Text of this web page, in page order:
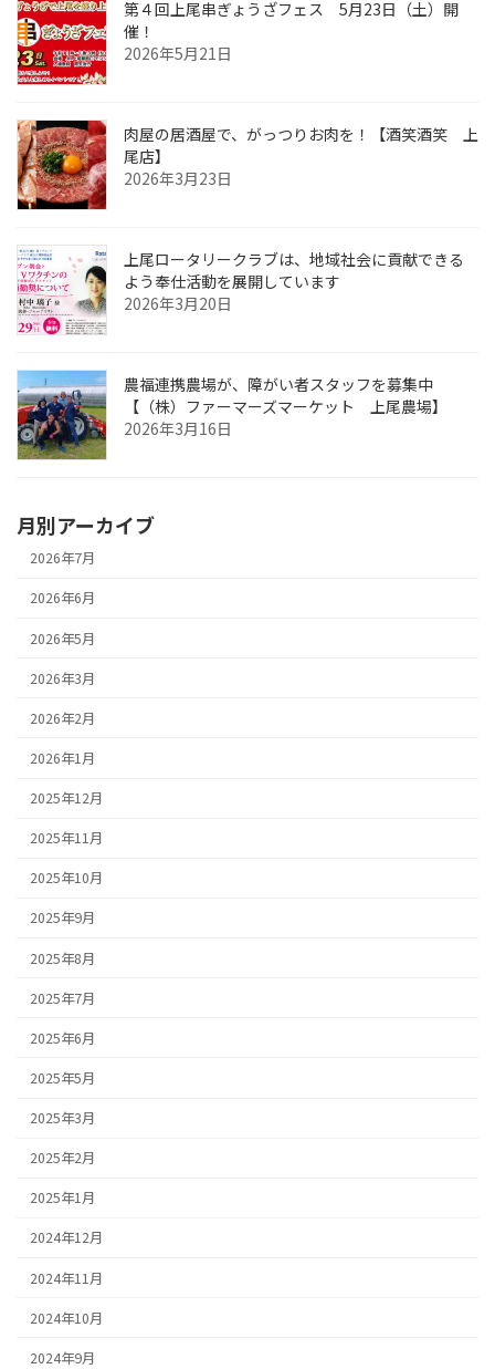
第４回上尾串ぎょうざフェス 5月23日（土）開
催！
2026年5月21日
肉屋の居酒屋で、がっつりお肉を！【酒笑酒笑 上
尾店】
2026年3月23日
上尾ロータリークラブは、地域社会に貢献できる
よう奉仕活動を展開しています
2026年3月20日
農福連携農場が、障がい者スタッフを募集中
【（株）ファーマーズマーケット 上尾農場】
2026年3月16日
月別アーカイブ
2026年7月
2026年6月
2026年5月
2026年3月
2026年2月
2026年1月
2025年12月
2025年11月
2025年10月
2025年9月
2025年8月
2025年7月
2025年6月
2025年5月
2025年3月
2025年2月
2025年1月
2024年12月
2024年11月
2024年10月
2024年9月